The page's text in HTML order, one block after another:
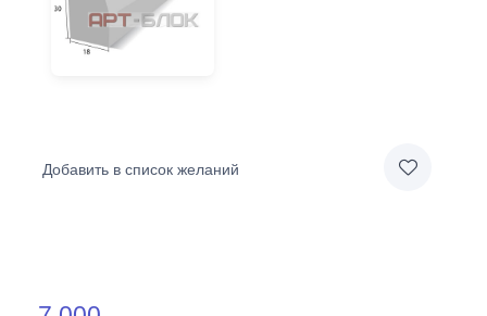
Добавить в список желаний